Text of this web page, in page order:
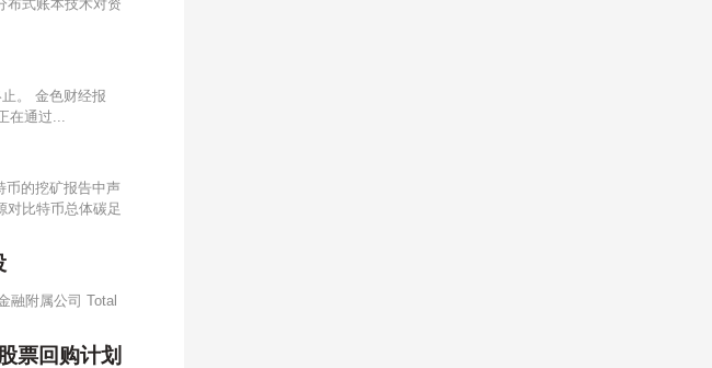
布式账本技术对资
。 金色财经报
在通过...
币的挖矿报告中声
对比特币总体碳足
融附属公司 Total
票回购计划